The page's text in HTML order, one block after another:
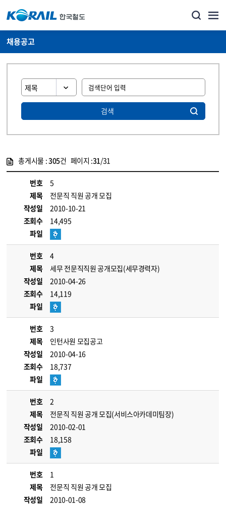
채용공고
검색
총게시물 :305건 페이지 :31/31
번호
5
제목
전문직 직원 공개 모집
작성일
2010-10-21
조회수
14,495
파일
번호
4
제목
세무 전문직직원 공개모집(세무경력자)
작성일
2010-04-26
조회수
14,119
파일
번호
3
제목
인턴사원 모집공고
작성일
2010-04-16
조회수
18,737
파일
번호
2
제목
전문직 직원 공개 모집(서비스아카데미팀장)
작성일
2010-02-01
조회수
18,158
파일
번호
1
제목
전문직 직원 공개 모집
작성일
2010-01-08